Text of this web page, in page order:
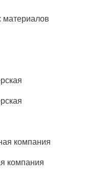
материалов
компания
компания